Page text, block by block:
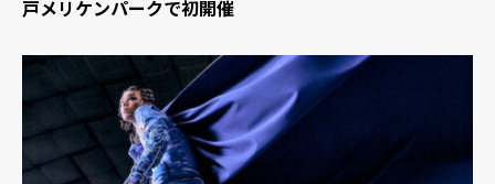
戸メリケンパークで初開催